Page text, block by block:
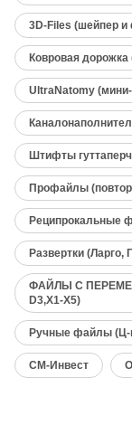
3D-Files (шейпер
Ковровая
UltraNatomy
Штифты
Профайлы
Реципрокальные
Развертки (Ларго,
ФАЙЛЫ С
D3,X1-X5)
Ручные файлы
СМ-Инвест